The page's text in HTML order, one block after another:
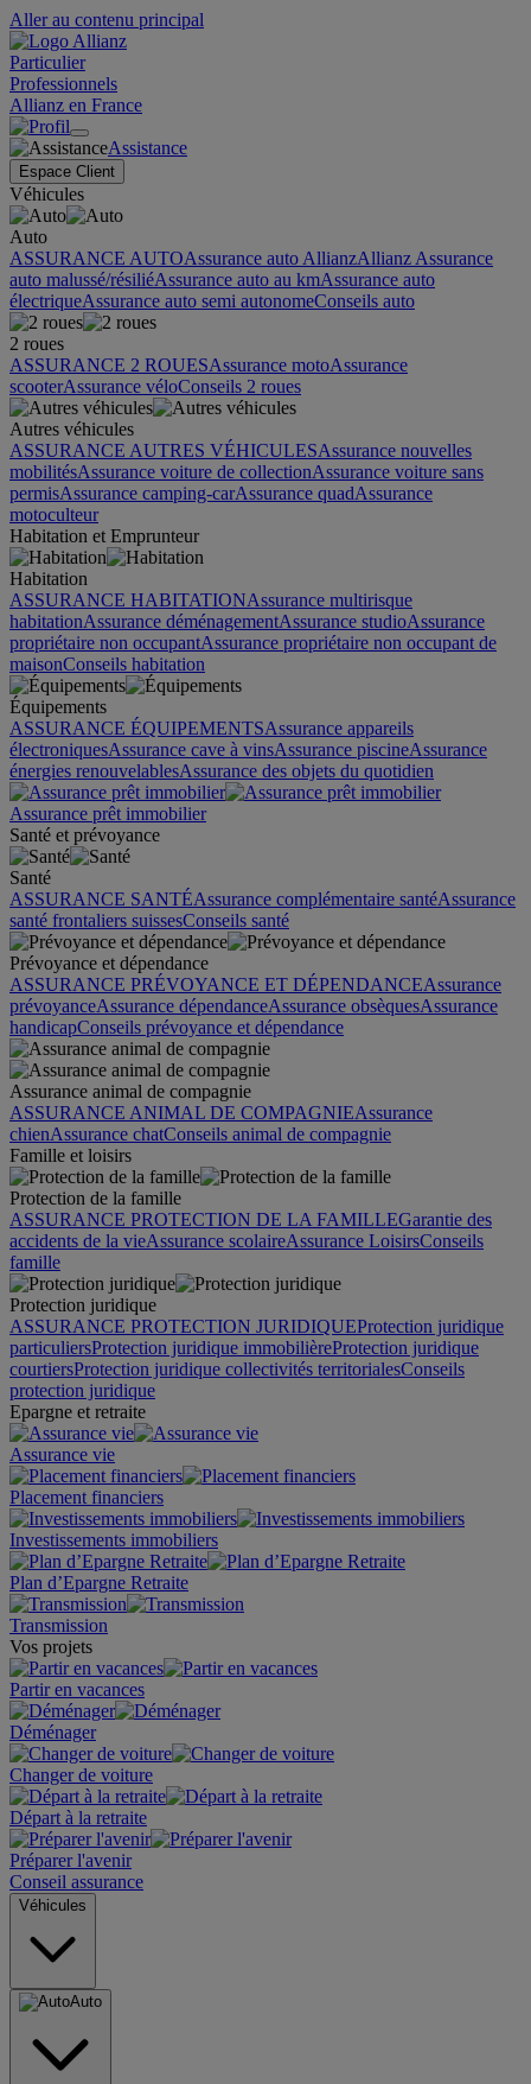
Aller au contenu principal
Particulier
Professionnels
Allianz en France
Assistance
Espace Client
Véhicules
Auto
ASSURANCE AUTOAssurance auto AllianzAllianz Assurance
auto malussé/résiliéAssurance auto au kmAssurance auto
électriqueAssurance auto semi autonomeConseils auto
2 roues
ASSURANCE 2 ROUESAssurance motoAssurance
scooterAssurance véloConseils 2 roues
Autres véhicules
ASSURANCE AUTRES VÉHICULESAssurance nouvelles
mobilitésAssurance voiture de collectionAssurance voiture sans
permisAssurance camping-carAssurance quadAssurance
motoculteur
Habitation et Emprunteur
Habitation
ASSURANCE HABITATIONAssurance multirisque
habitationAssurance déménagementAssurance studioAssurance
propriétaire non occupantAssurance propriétaire non occupant de
maisonConseils habitation
Équipements
ASSURANCE ÉQUIPEMENTSAssurance appareils
électroniquesAssurance cave à vinsAssurance piscineAssurance
énergies renouvelablesAssurance des objets du quotidien
Assurance prêt immobilier
Santé et prévoyance
Santé
ASSURANCE SANTÉAssurance complémentaire santéAssurance
santé frontaliers suissesConseils santé
Prévoyance et dépendance
ASSURANCE PRÉVOYANCE ET DÉPENDANCEAssurance
prévoyanceAssurance dépendanceAssurance obsèquesAssurance
handicapConseils prévoyance et dépendance
Assurance animal de compagnie
ASSURANCE ANIMAL DE COMPAGNIEAssurance
chienAssurance chatConseils animal de compagnie
Famille et loisirs
Protection de la famille
ASSURANCE PROTECTION DE LA FAMILLEGarantie des
accidents de la vieAssurance scolaireAssurance LoisirsConseils
famille
Protection juridique
ASSURANCE PROTECTION JURIDIQUEProtection juridique
particuliersProtection juridique immobilièreProtection juridique
courtiersProtection juridique collectivités territorialesConseils
protection juridique
Epargne et retraite
Assurance vie
Placement financiers
Investissements immobiliers
Plan d’Epargne Retraite
Transmission
Vos projets
Partir en vacances
Déménager
Changer de voiture
Départ à la retraite
Préparer l'avenir
Conseil assurance
Véhicules
Auto